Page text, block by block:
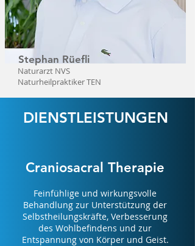
Stephan Rüefli
Naturarzt NVS
Naturheilpraktiker TEN
DIENSTLEISTUNGEN
Craniosacral Therapie
Feinfühlige und wirkungsvolle
Behandlung zur Unterstützung der
Selbstheilungskräfte, Verbesserung
des Wohlbefindens und zur
Entspannung von Körper und Geist.